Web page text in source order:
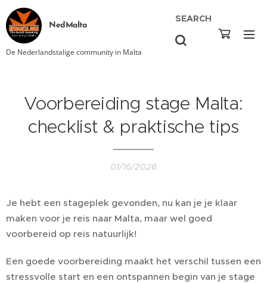
NedMalta
De Nederlandstalige community in Malta
SEARCH
Voorbereiding stage Malta:
checklist & praktische tips
01/16/2026
Je hebt een stageplek gevonden, nu kan je je klaar
maken voor je reis naar Malta, maar wel goed
voorbereid op reis natuurlijk!
Een goede voorbereiding maakt het verschil tussen een
stressvolle start en een ontspannen begin van je stage